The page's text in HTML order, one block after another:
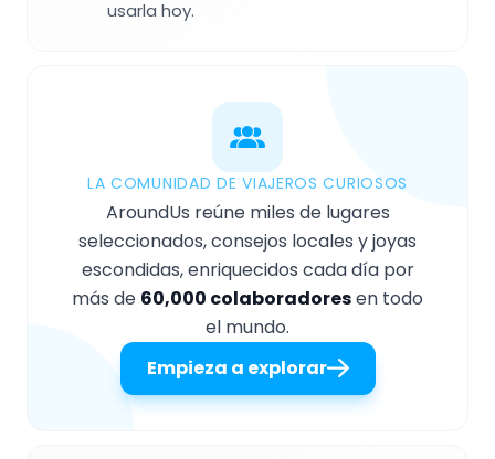
usarla hoy.
LA COMUNIDAD DE VIAJEROS CURIOSOS
AroundUs reúne miles de lugares
seleccionados, consejos locales y joyas
escondidas, enriquecidos cada día por
más de 60,000 colaboradoresen todo
el mundo.
Empieza a explorar